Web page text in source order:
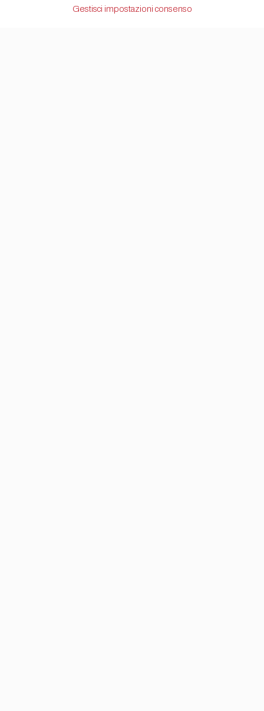
Gestisci impostazioni consenso